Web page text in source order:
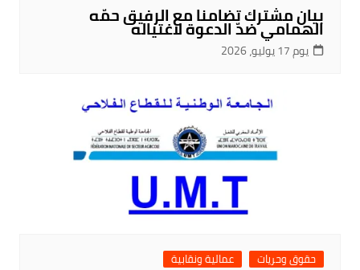
بيان مشترك تضامنا مع الرفيق حمّه
الهمامي ضدّ الدعوة لاغتياله
يوم 17 يوليو، 2026
حقوق وحريات عمالية ونقابية